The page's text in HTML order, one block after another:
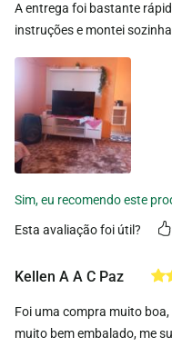
A entrega foi bastante
instruções e montei sozinha
esta avaliação foi útil?
Kellen A A C Paz
Foi uma compra muito
muito bem embalado, me